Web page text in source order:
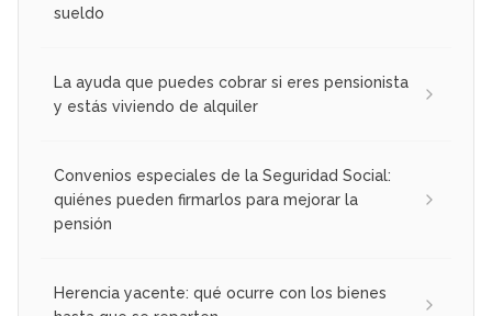
sueldo
La ayuda que puedes cobrar si eres pensionista
y estás viviendo de alquiler
Convenios especiales de la Seguridad Social:
quiénes pueden firmarlos para mejorar la
pensión
Herencia yacente: qué ocurre con los bienes